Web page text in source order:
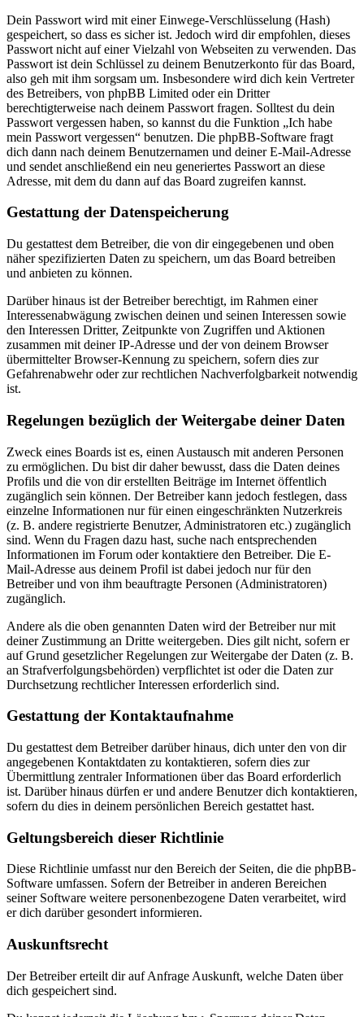
Dein Passwort wird mit einer Einwege-Verschlüsselung (Hash)
gespeichert, so dass es sicher ist. Jedoch wird dir empfohlen, dieses
Passwort nicht auf einer Vielzahl von Webseiten zu verwenden. Das
Passwort ist dein Schlüssel zu deinem Benutzerkonto für das Board,
also geh mit ihm sorgsam um. Insbesondere wird dich kein Vertreter
des Betreibers, von phpBB Limited oder ein Dritter
berechtigterweise nach deinem Passwort fragen. Solltest du dein
Passwort vergessen haben, so kannst du die Funktion „Ich habe
mein Passwort vergessen“ benutzen. Die phpBB-Software fragt
dich dann nach deinem Benutzernamen und deiner E-Mail-Adresse
und sendet anschließend ein neu generiertes Passwort an diese
Adresse, mit dem du dann auf das Board zugreifen kannst.
Gestattung der Datenspeicherung
Du gestattest dem Betreiber, die von dir eingegebenen und oben
näher spezifizierten Daten zu speichern, um das Board betreiben
und anbieten zu können.
Darüber hinaus ist der Betreiber berechtigt, im Rahmen einer
Interessenabwägung zwischen deinen und seinen Interessen sowie
den Interessen Dritter, Zeitpunkte von Zugriffen und Aktionen
zusammen mit deiner IP-Adresse und der von deinem Browser
übermittelter Browser-Kennung zu speichern, sofern dies zur
Gefahrenabwehr oder zur rechtlichen Nachverfolgbarkeit notwendig
ist.
Regelungen bezüglich der Weitergabe deiner Daten
Zweck eines Boards ist es, einen Austausch mit anderen Personen
zu ermöglichen. Du bist dir daher bewusst, dass die Daten deines
Profils und die von dir erstellten Beiträge im Internet öffentlich
zugänglich sein können. Der Betreiber kann jedoch festlegen, dass
einzelne Informationen nur für einen eingeschränkten Nutzerkreis
(z. B. andere registrierte Benutzer, Administratoren etc.) zugänglich
sind. Wenn du Fragen dazu hast, suche nach entsprechenden
Informationen im Forum oder kontaktiere den Betreiber. Die E-
Mail-Adresse aus deinem Profil ist dabei jedoch nur für den
Betreiber und von ihm beauftragte Personen (Administratoren)
zugänglich.
Andere als die oben genannten Daten wird der Betreiber nur mit
deiner Zustimmung an Dritte weitergeben. Dies gilt nicht, sofern er
auf Grund gesetzlicher Regelungen zur Weitergabe der Daten (z. B.
an Strafverfolgungsbehörden) verpflichtet ist oder die Daten zur
Durchsetzung rechtlicher Interessen erforderlich sind.
Gestattung der Kontaktaufnahme
Du gestattest dem Betreiber darüber hinaus, dich unter den von dir
angegebenen Kontaktdaten zu kontaktieren, sofern dies zur
Übermittlung zentraler Informationen über das Board erforderlich
ist. Darüber hinaus dürfen er und andere Benutzer dich kontaktieren,
sofern du dies in deinem persönlichen Bereich gestattet hast.
Geltungsbereich dieser Richtlinie
Diese Richtlinie umfasst nur den Bereich der Seiten, die die phpBB-
Software umfassen. Sofern der Betreiber in anderen Bereichen
seiner Software weitere personenbezogene Daten verarbeitet, wird
er dich darüber gesondert informieren.
Auskunftsrecht
Der Betreiber erteilt dir auf Anfrage Auskunft, welche Daten über
dich gespeichert sind.